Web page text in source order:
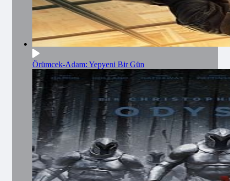
Örümcek-Adam: Yepyeni Bir Gün